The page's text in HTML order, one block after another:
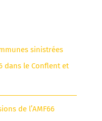
sinistrées
dans le Conflent et
de l’AMF66